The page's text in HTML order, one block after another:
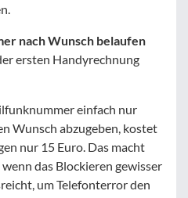
nach Wunsch belaufen
ersten Handyrechnung
einfach nur
Wunsch abzugeben, kostet
nur 15 Euro. Das macht
das Blockieren gewisser
um Telefonterror den